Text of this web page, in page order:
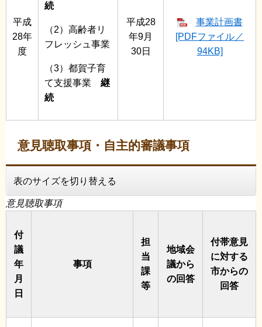
平成
28年
度
続
（2）高齢者リ
フレッシュ事業
（3）都賀子育
て支援事業 継
続
平成28
年9月
30日
事業計画書
[PDFファイル／
94KB]
意見聴取事項・自主的審議事項
表のサイズを切り替える
意見聴取事項
付
議
年
月
日
事項
担
当
課
等
地域会
議から
の回答
付帯意見
に対する
市からの
回答